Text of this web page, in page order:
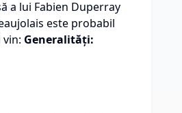
a lui Fabien Duperray
este probabil
Generalități: